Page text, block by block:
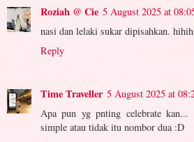
Roziah @ Cie 5 August 2025 at
nasi dan lelaki sukar dipisahkan.
Reply
Time Traveller 5 August 2025 at
Apa pun yg pnting celebrate
simple atau tidak itu nombor dua :D